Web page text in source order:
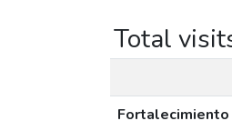
Total